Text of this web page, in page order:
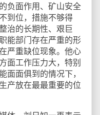
负面作用、矿山安全
到位，措施不够得
治的长期性、艰巨
能部门存在严重的形
严重缺位现象。他心
面工作压力大，特别
面面俱到的情况下，
产放在最最重要的位